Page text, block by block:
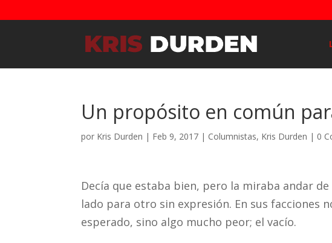
Un propósito en común
por Kris Durden | Feb 9, 2017 | Columnistas, Kris Durden | 0
Decía que estaba bien, pero la miraba andar de
lado para otro sin expresión. En sus facciones
esperado, sino algo mucho peor; el vacío.